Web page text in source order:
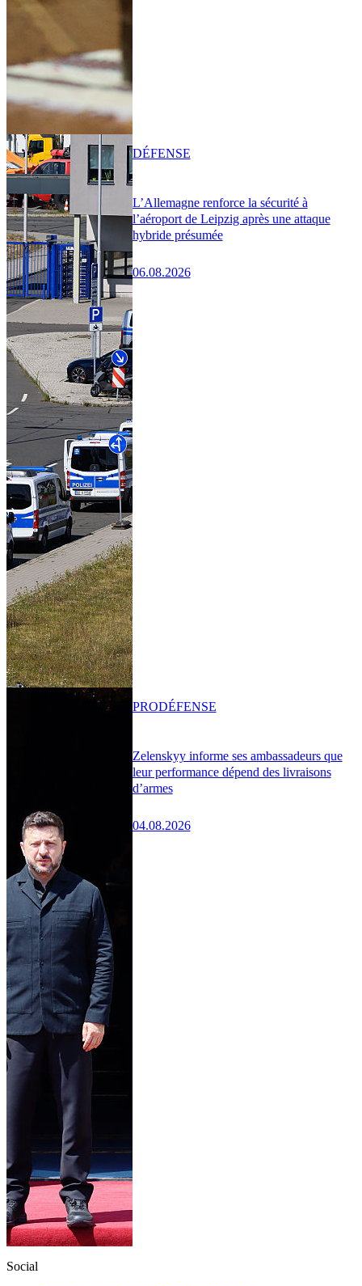
L’Allemagne renforce la sécurité à
l’aéroport de Leipzig après une attaque
hybride présumée
06.08.2026
DÉFENSE
Zelenskyy informe ses ambassadeurs que
leur performance dépend des livraisons
d’armes
04.08.2026
PRODÉFENSE
Social